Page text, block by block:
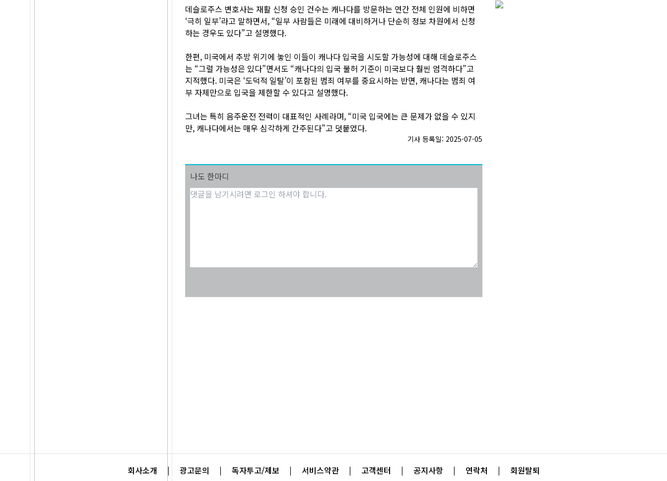
데슬로주스 변호사는 재활 신청 승인 건수는 캐나다를 방문하는 연간 전체 인원에 비하면
‘극히 일부’라고 말하면서, “일부 사람들은 미래에 대비하거나 단순히 정보 차원에서 신청
하는 경우도 있다”고 설명했다.
한편, 미국에서 추방 위기에 놓인 이들이 캐나다 입국을 시도할 가능성에 대해 데슬로주스
는 “그럴 가능성은 있다”면서도 “캐나다의 입국 불허 기준이 미국보다 훨씬 엄격하다”고
지적했다. 미국은 ‘도덕적 일탈’이 포함된 범죄 여부를 중요시하는 반면, 캐나다는 범죄 여
부 자체만으로 입국을 제한할 수 있다고 설명했다.
그녀는 특히 음주운전 전력이 대표적인 사례라며, “미국 입국에는 큰 문제가 없을 수 있지
만, 캐나다에서는 매우 심각하게 간주된다”고 덧붙였다.
기사 등록일: 2025-07-05
나도 한마디
회사소개 | 광고문의 | 독자투고/제보 | 서비스약관 | 고객센터 | 공지사항 | 연락처 | 회원탈퇴